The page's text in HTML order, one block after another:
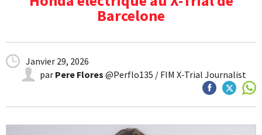
Barcelone
Janvier 29, 2026
par Pere Flores @Perflo135 / FIM X-Trial Journalist